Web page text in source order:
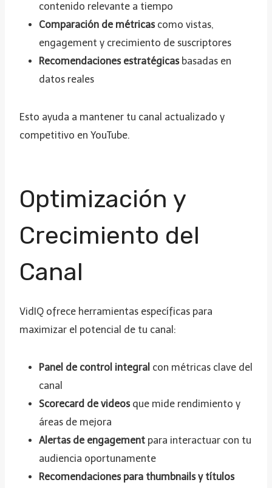
contenido relevante a tiempo
Comparación de métricascomo vistas,
engagement y crecimiento de suscriptores
Recomendaciones estratégicasbasadas en
datos reales
Esto ayuda a mantener tu canal actualizado y
competitivo en YouTube.
Optimización y
Crecimiento del
Canal
VidIQ ofrece herramientas específicas para
maximizar el potencial de tu canal:
Panel de control integral con métricas clave del
canal
Scorecard de videosque mide rendimiento y
áreas de mejora
Alertas de engagement para interactuar con tu
audiencia oportunamente
Recomendaciones para thumbnails y títulos